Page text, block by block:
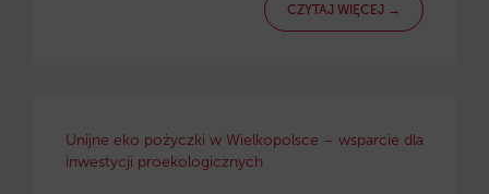
CZYTAJ WIĘCEJ →
Unijne eko pożyczki w Wielkopolsce – wsparcie dla
inwestycji proekologicznych